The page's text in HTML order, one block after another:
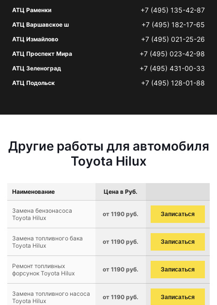
АТЦ Раменки +7 (495) 135-42-87
АТЦ Варшавское ш +7 (495) 182-17-65
АТЦ Измайлово +7 (495) 021-25-26
АТЦ Проспект Мира +7 (495) 023-42-98
АТЦ Зеленоград +7 (495) 431-00-33
АТЦ Подольск +7 (495) 128-01-88
Другие работы для автомобиля
Toyota Hilux
Наименование Цена в Руб.
Замена бензонасоса
Toyota Hilux
от 1190 руб. Записаться
Замена топливного бака
Toyota Hilux
от 1190 руб. Записаться
Ремонт топливных
форсунок Toyota Hilux
от 1190 руб. Записаться
Замена топливного насоса
Toyota Hilux
от 1190 руб. Записаться